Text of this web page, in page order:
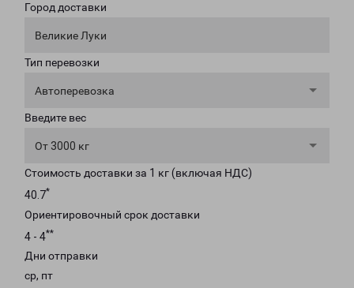
Город доставки
Великие Луки
Тип перевозки
Автоперевозка
Введите вес
От 3000 кг
Стоимость доставки за 1 кг (включая НДС)
40.7*
Ориентировочный срок доставки
4 - 4**
Дни отправки
ср, пт